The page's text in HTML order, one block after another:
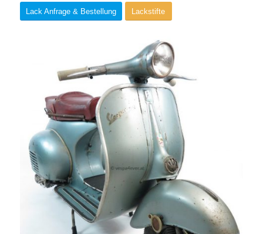
Lack Anfrage & Bestellung Lackstifte